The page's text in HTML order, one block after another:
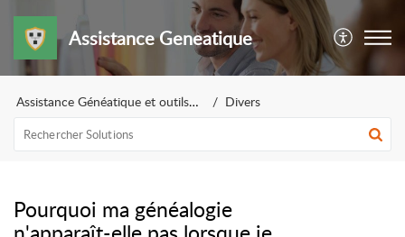
Assistance Geneatique
Assistance Généatique et outils pour la généalogie Divers
Pourquoi ma généalogie